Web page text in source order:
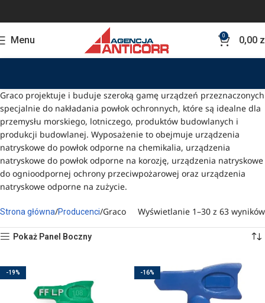
Menu 0 0,00
Graco projektuje i buduje szeroką gamę urządzeń przeznaczonych
specjalnie do nakładania powłok ochronnych, które są idealne dla
przemysłu morskiego, lotniczego, produktów budowlanych i
produkcji budowlanej. Wyposażenie to obejmuje urządzenia
natryskowe do powłok odporne na chemikalia, urządzenia
natryskowe do powłok odporne na korozję, urządzenia natryskowe
do ognioodpornej ochrony przeciwpożarowej oraz urządzenia
natryskowe odporne na zużycie.
Strona główna Producenci Graco Wyświetlanie 1–30 z 63 wyników
Pokaż Panel Boczny
-19% -16%